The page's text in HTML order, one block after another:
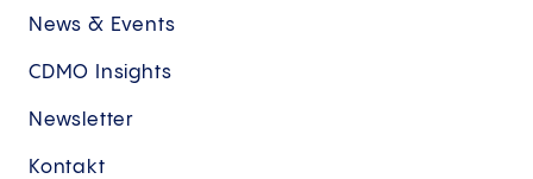
News & Events
CDMO Insights
Newsletter
Kontakt